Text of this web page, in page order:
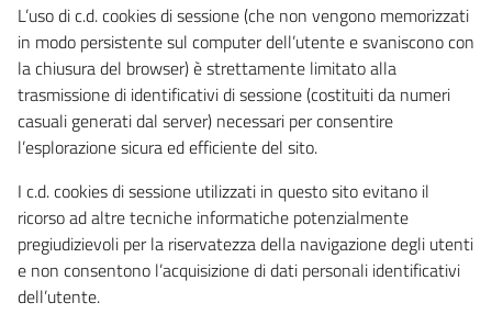
L’uso di c.d. cookies di sessione (che non vengono memorizzati
in modo persistente sul computer dell’utente e svaniscono con
la chiusura del browser) è strettamente limitato alla
trasmissione di identificativi di sessione (costituiti da numeri
casuali generati dal server) necessari per consentire
l’esplorazione sicura ed efficiente del sito.
I c.d. cookies di sessione utilizzati in questo sito evitano il
ricorso ad altre tecniche informatiche potenzialmente
pregiudizievoli per la riservatezza della navigazione degli utenti
e non consentono l’acquisizione di dati personali identificativi
dell’utente.